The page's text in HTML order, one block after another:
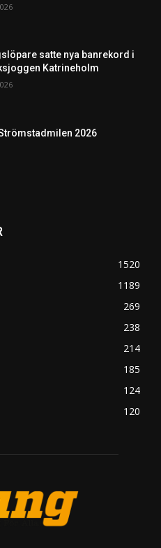
satte nya banrekord i
Katrineholm
2026
1520
1189
269
238
214
185
124
120